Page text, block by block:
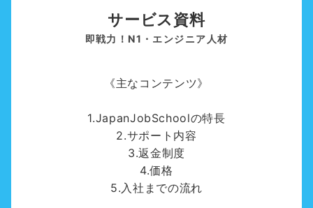
サービス資料
即戦力！N1・エンジニア人材
《主なコンテンツ》
1.JapanJobSchoolの特長
2.サポート内容
3.返金制度
4.価格
5.入社までの流れ